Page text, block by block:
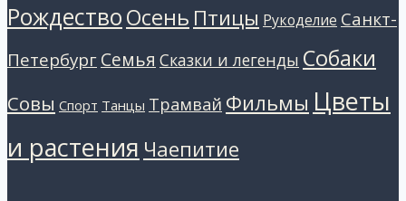
РождествоОсень Птицы Рукоделие Санкт-
ПетербургСемья Сказки и легенды Собаки
Совы Спорт Танцы Трамвай Фильмы Цветы
и растения Чаепитие